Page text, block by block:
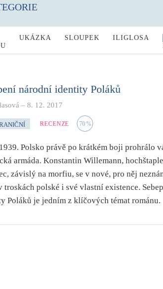
UKÁZKA SLOUPEK ILIGLOSA
národní identity Poláků
– 8. 12. 2017
RECENZE 70%
Polsko právě po krátkém boji prohrálo
armáda. Konstantin Willemann,
závislý na morfiu, se v nové, pro něj
troskách polské i své vlastní existence.
Poláků je jedním z klíčových témat románu.